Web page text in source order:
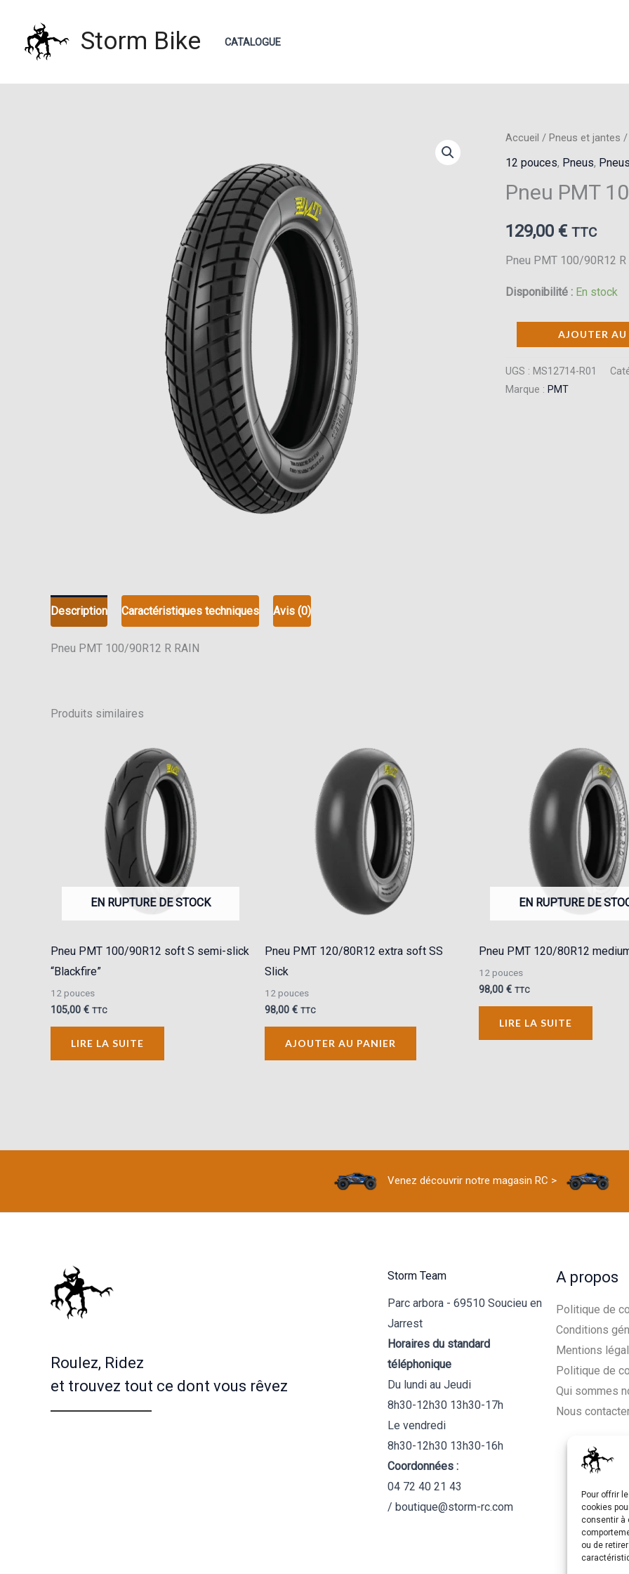
Pour offrir
cookies
consentir à
ou de
contenu
Storm Bike CATALOGUE
Accueil / Pneus et jantes
12 pouces, Pneus,
Pneu PMT
129,00 € TTC
Pneu PMT 100/90R12 R
Disponibilité : En stock
Pneu
PMT
AJOUTER AU
UGS : MS12714-R01
Marque : PMT
Description Caractéristiques techniques Avis (0)
Pneu PMT 100/90R12 R RAIN
Produits similaires
EN RUPTURE DE STOCK
Pneu PMT 100/90R12 soft S semi-slick
“Blackfire”
12 pouces
105,00 € TTC
LIRE LA SUITE
Pneu PMT 120/80R12 extra soft SS
Slick
12 pouces
98,00 € TTC
AJOUTER AU PANIER
EN RUPTURE DE
Pneu PMT 120/80R12
12 pouces
98,00 € TTC
LIRE LA SUITE
Venez découvrir notre magasin RC >
Roulez, Ridez
et trouvez tout ce dont vous rêvez
Storm Team
Parc arbora - 69510 Soucieu en
Jarrest
Horaires du standard
téléphonique
Du lundi au Jeudi
8h30-12h30 13h30-17h
Le vendredi
8h30-12h30 13h30-16h
Coordonnées :
04 72 40 21 43
/ boutique@storm-rc.com
A propos
Politique de
Conditions
Mentions
Politique de
Qui sommes
Nous